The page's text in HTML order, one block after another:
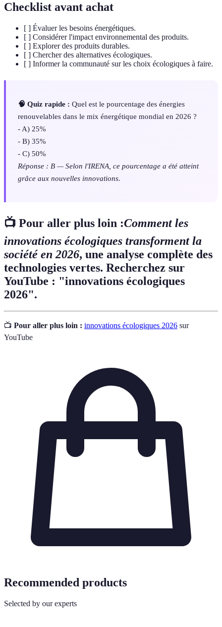
Checklist avant achat
[ ] Évaluer les besoins énergétiques.
[ ] Considérer l'impact environnemental des produits.
[ ] Explorer des produits durables.
[ ] Chercher des alternatives écologiques.
[ ] Informer la communauté sur les choix écologiques à faire.
🧠 Quiz rapide : Quel est le pourcentage des énergies
renouvelables dans le mix énergétique mondial en 2026 ?
- A) 25%
- B) 35%
- C) 50%
Réponse : B — Selon l'IRENA, ce pourcentage a été atteint
grâce aux nouvelles innovations.
📺 Pour aller plus loin :Comment les
innovations écologiques transforment la
société en 2026, une analyse complète des
technologies vertes. Recherchez sur
YouTube : "innovations écologiques
2026".
📺 Pour aller plus loin : innovations écologiques 2026 sur
YouTube
Recommended products
Selected by our experts